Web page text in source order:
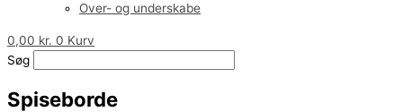
Over- og underskabe
0,00 kr. 0 Kurv
Søg
Spiseborde